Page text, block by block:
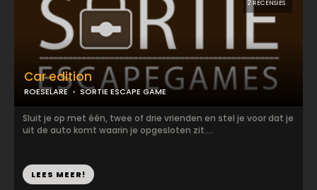
2 RECENSIES
Car edition
ROESELARE SORTIE ESCAPE GAME
Sluit je op met één, twee of drie vrienden en stel je voor dat je
uit de auto komt waarin je opgesloten zit....
LEES MEER!